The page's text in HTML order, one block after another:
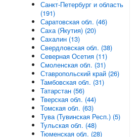
Санкт-Петербург и область
(191)
Саратовская обл. (46)
Саха (Якутия) (20)
Сахалин (13)
Свердловская обл. (38)
Северная Осетия (11)
Смоленская обл. (31)
Ставропольский край (26)
Тамбовская обл. (31)
Татарстан (56)
Тверская обл. (44)
Томская обл. (63)
Тува (Тувинская Респ.) (5)
Тульская обл. (48)
Тюменская обл. (28)